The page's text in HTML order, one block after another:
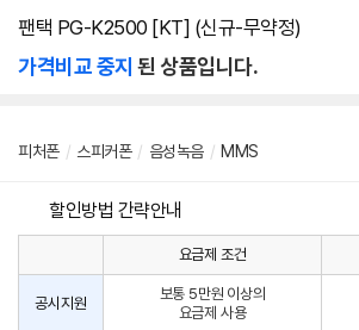
팬택 PG-K2500 [KT] (신규-무약정)
가격비교 중지 된 상품입니다.
피처폰 / 스피커폰 / 음성녹음 / MMS
할인방법 간략안내
사
요금제 조건
공시지원
보통 5만원 이상의
요금제 사용